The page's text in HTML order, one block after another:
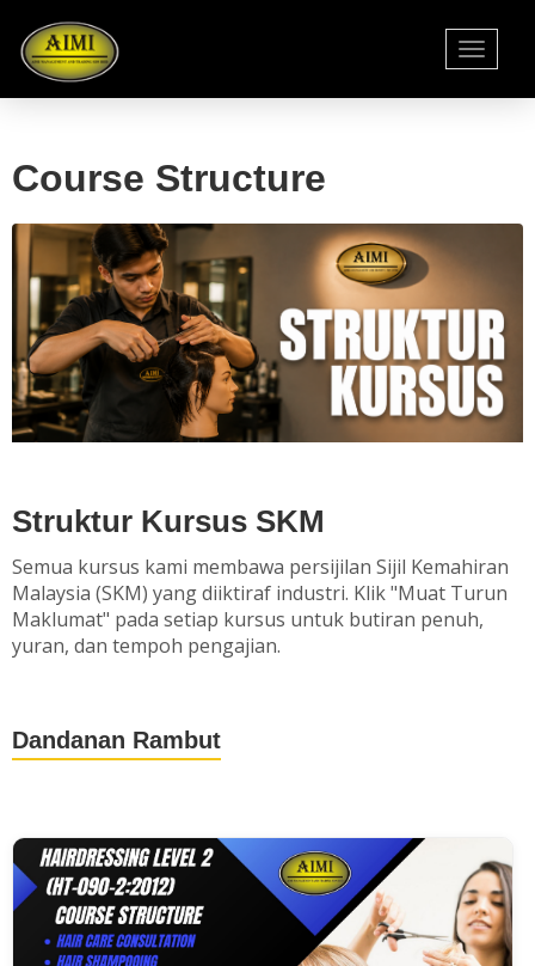
Toggle
Course Structure
Struktur Kursus SKM
Semua kursus kami membawa persijilan Sijil Kemahiran
Malaysia (SKM) yang diiktiraf industri. Klik "Muat Turun
Maklumat" pada setiap kursus untuk butiran penuh,
yuran, dan tempoh pengajian.
Dandanan Rambut